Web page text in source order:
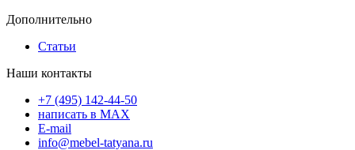
Дополнительно
Статьи
Наши контакты
+7 (495) 142-44-50
написать в МАХ
E-mail
info@mebel-tatyana.ru